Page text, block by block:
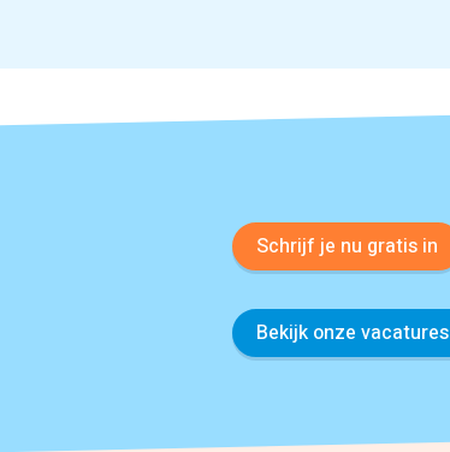
Schrijf je nu gratis in
Bekijk onze vacatures